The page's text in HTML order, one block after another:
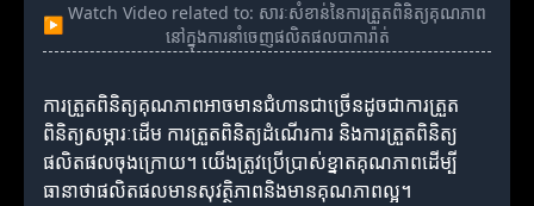
▶
Watch Video related to: សារៈសំខាន់នៃការត្រួតពិនិត្យគុណភាព
នៅក្នុងការនាំចេញផលិតផលបាការ៉ាត់
ការត្រួតពិនិត្យគុណភាពអាចមានជំហានជាច្រើនដូចជាការត្រួត
ពិនិត្យសម្ភារៈដើម ការត្រួតពិនិត្យដំណើរការ និងការត្រួតពិនិត្យ
ផលិតផលចុងក្រោយ។ យើងត្រូវប្រើប្រាស់ខ្នាតគុណភាពដើម្បី
ធានាថាផលិតផលមានសុវត្ថិភាពនិងមានគុណភាពល្អ។